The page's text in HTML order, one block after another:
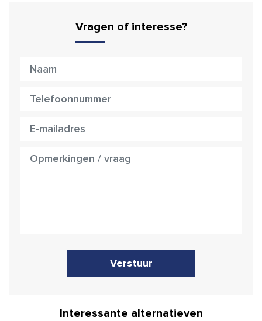
Vragen of interesse?
Verstuur
Interessante alternatieven